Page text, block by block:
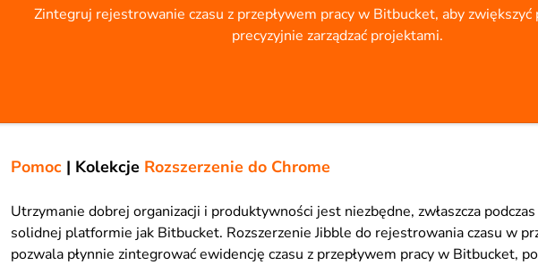
Zintegruj rejestrowanie czasu z przepływem pracy w Bitbucket, aby
precyzyjnie zarządzać projektami.
Pomoc | Kolekcje Rozszerzenie do Chrome
Utrzymanie dobrej organizacji i produktywności jest niezbędne, zwłaszcza
solidnej platformie jak Bitbucket. Rozszerzenie Jibble do rejestrowania czasu w
pozwala płynnie zintegrować ewidencję czasu z przepływem pracy w Bitbucket,